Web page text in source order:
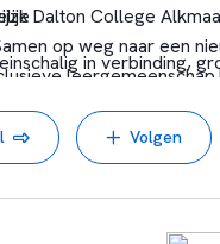
Dalton College
op weg naar een
leergemeenschap.
leerroute vorm te
en maken keuzes
waar ze naartoe willen.
in verbinding,
Volgen